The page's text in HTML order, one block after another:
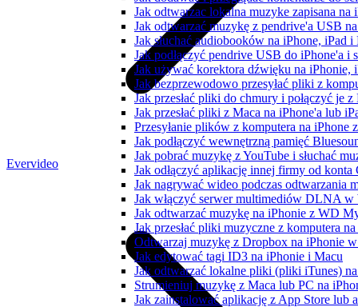
Jak odtwarzac lokalna muzyke zapisana na
Jak odtwarzać muzykę z pendrive'a USB
Jak słuchać audiobooków na iPhone, iPad
Jak podłączyć pendrive USB do iPhone'a i
Jak używać korektora dźwięku na
Jak bezprzewodowo przesyłać pliki z
Jak przesłać pliki do chmury i połączyć je
Jak przesłać pliki z Maca na iPhone'a lub
Przesyłanie plików z komputera na iPhone
Jak podłączyć wewnętrzną pamięć
Jak pobrać muzykę z YouTube i słuchać
Jak odłączyć aplikację innej firmy od konta
Jak nagrywać wideo podczas odtwarzania
Jak włączyć serwer multimediów DLNA
Jak odtwarzać muzykę na iPhonie z WD
Jak przesłać pliki muzyczne z komputera
Odtwarzaj muzykę z Dropbox na iPhonie
Jak edytować tagi ID3 na iPhonie i Macu
Jak odtwarzać lokalne pliki (pliki iTunes)
Strumieniuj muzykę z Maca lub PC na
Jak zainstalować aplikację z App Store
Evervideo